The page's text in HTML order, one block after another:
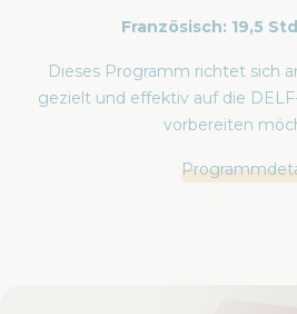
Französisch: 19,5
Dieses Programm richtet sich
gezielt und effektiv auf die
vorbereiten